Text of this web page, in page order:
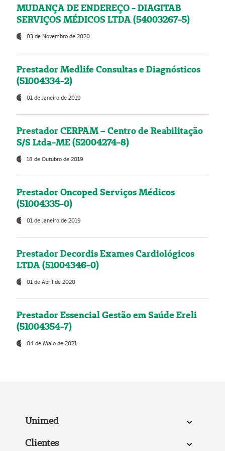
MUDANÇA DE ENDEREÇO - DIAGITAB
SERVIÇOS MÉDICOS LTDA (54003267-5)
03 de Novembro de 2020
Prestador Medlife Consultas e Diagnósticos
(51004334-2)
01 de Janeiro de 2019
Prestador CERPAM – Centro de Reabilitação
S/S Ltda-ME (52004274-8)
18 de Outubro de 2019
Prestador Oncoped Serviços Médicos
(51004335-0)
01 de Janeiro de 2019
Prestador Decordis Exames Cardiológicos
LTDA (51004346-0)
01 de Abril de 2020
Prestador Essencial Gestão em Saúde Ereli
(51004354-7)
04 de Maio de 2021
Unimed
Clientes